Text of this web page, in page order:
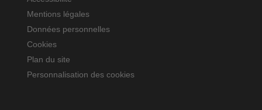
Mentions légales
Données personnelles
Cookies
Plan du site
Personnalisation des cookies